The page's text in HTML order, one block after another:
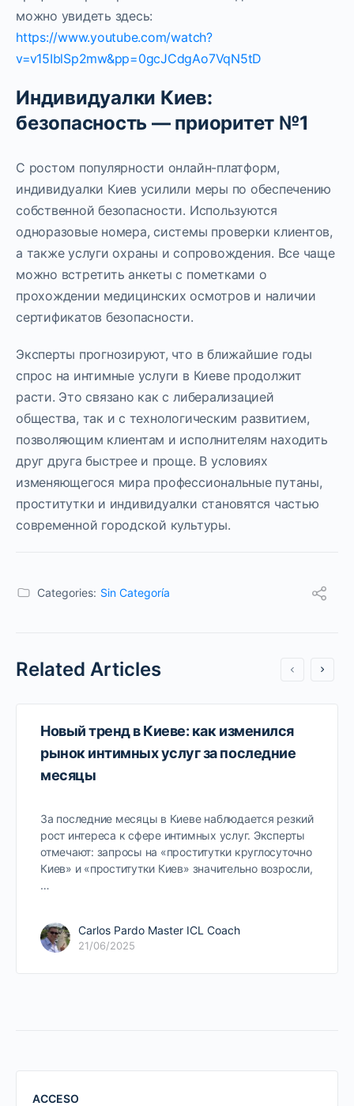
можно увидеть здесь:
https://www.youtube.com/watch?
v=v15IblSp2mw&pp=0gcJCdgAo7VqN5tD
Индивидуалки Киев:
безопасность — приоритет №1
С ростом популярности онлайн-платформ,
индивидуалки Киев усилили меры по обеспечению
собственной безопасности. Используются
одноразовые номера, системы проверки клиентов,
а также услуги охраны и сопровождения. Все чаще
можно встретить анкеты с пометками о
прохождении медицинских осмотров и наличии
сертификатов безопасности.
Эксперты прогнозируют, что в ближайшие годы
спрос на интимные услуги в Киеве продолжит
расти. Это связано как с либерализацией
общества, так и с технологическим развитием,
позволяющим клиентам и исполнителям находить
друг друга быстрее и проще. В условиях
изменяющегося мира профессиональные путаны,
проститутки и индивидуалки становятся частью
современной городской культуры.
Categories: Sin Categoría
Related Articles
Новый тренд в Киеве: как изменился
рынок интимных услуг за последние
месяцы
За последние месяцы в Киеве наблюдается резкий
рост интереса к сфере интимных услуг. Эксперты
отмечают: запросы на «проститутки круглосуточно
Киев» и «проститутки Киев» значительно возросли,
…
Carlos Pardo Master ICL Coach
21/06/2025
ACCESO